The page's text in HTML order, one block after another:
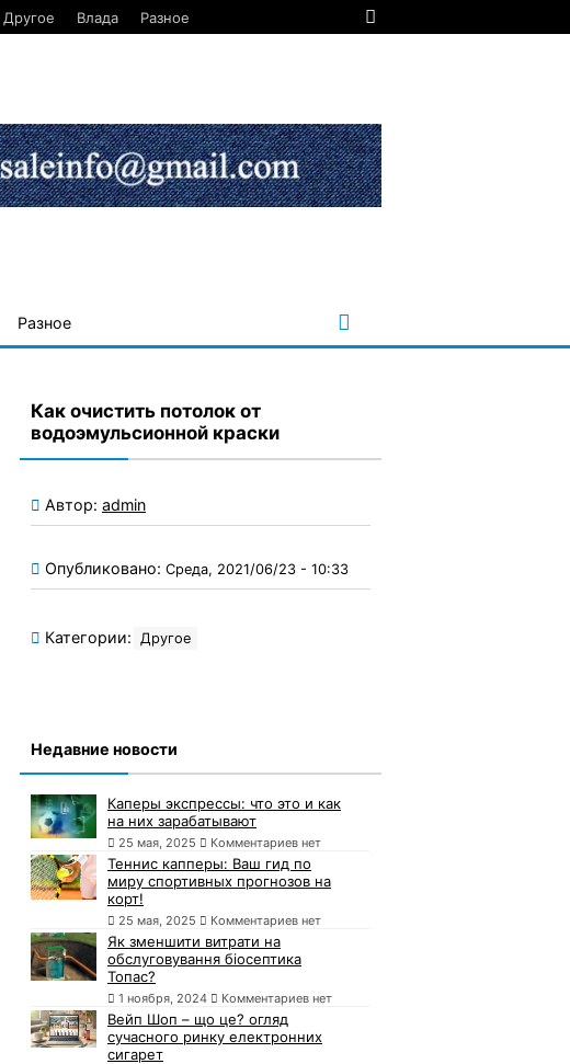
Другое Влада Разное
Разное
Как очистить потолок от
водоэмульсионной краски
Автор: admin
Опубликовано: Среда, 2021/06/23 - 10:33
Категории: Другое
Недавние новости
Каперы экспрессы: что это и как
на них зарабатывают
25 мая, 2025 Комментариев нет
Теннис капперы: Ваш гид по
миру спортивных прогнозов на
корт!
25 мая, 2025 Комментариев нет
Як зменшити витрати на
обслуговування біосептика
Топас?
1 ноября, 2024 Комментариев нет
Вейп Шоп – що це? огляд
сучасного ринку електронних
сигарет